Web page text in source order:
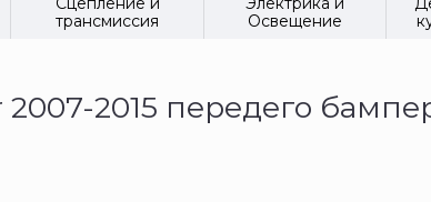
трансмиссия
Освещение
2015 передего